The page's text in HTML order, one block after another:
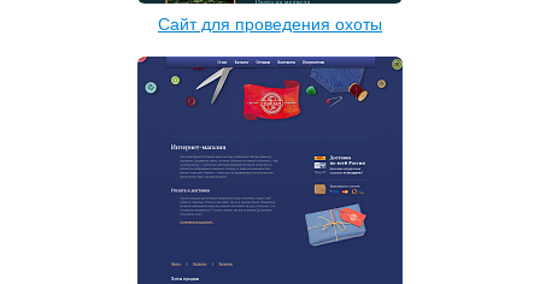
Сайт для проведения охоты